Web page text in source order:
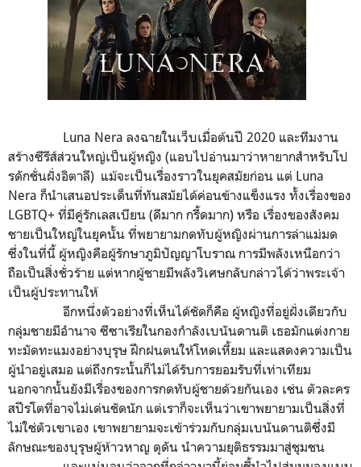
Luna Nera ลงฉายในเว็บเมื่อต้นปี 2020 และทีมงาน
สร้างซีรีส์ส่วนใหญ่เป็นผู้หญิง (แอบไปอ่านมาว่าหายากสำหรับโป
รดักชั่นฝั่งอิตาลี) แม้จะเป็นเรื่องราวในยุคสมัยก่อน แต่ Luna
Nera ก็นำเสนอประเด็นที่ทันสมัยได้ค่อนข้างแข็งแรง ทั้งเรื่องของ
LGBTQ+ ที่มีคู่รักเลสเบียน (ดีมาก กรี้ดมาก) หรือ เรื่องของสังคม
ชายเป็นใหญ่ในยุคนั้น ที่พยายามกดทับผู้หญิงผ่านการล่าแม่มด
ซึ่งในที่นี้ ผู้หญิงคือผู้รักษาภูมิปัญญาโบราณ การมีพลังเหนือกว่า
ถือเป็นสิ่งชั่วร้าย แต่หากผู้ชายมีพลังวิเศษกลับกล่าวได้ว่าพระเจ้า
เป็นผู้ประทานให้
อีกหนึ่งตัวอย่างที่เห็นได้ชัดก็คือ ผู้หญิงที่อยู่ฝั่งเดียวกับ
กลุ่มชายมีอำนาจ ซีซาเรียในกองกำลังเบนันดานติ เธอมักแต่งกาย
ทะมัดทะแมงอย่างบุรุษ ฝึกฝนตนให้โหดเหี้ยม และแสดงความเป็น
ผู้นำอยู่เสมอ แต่ถึงกระนั้นก็ไม่ได้รับการยอมรับที่เท่าเทียม
นอกจากนั้นยังมีเรื่องของการกดทับผู้ชายด้วยกันเอง เช่น ตัวละคร
สปีรโตที่อาจไม่เด่นชัดนัก แต่เราก็จะเห็นว่าเขาพยายามเป็นสิ่งที่
ไม่ใช่ตัวเขาเอง เขาพยายามจะเข้าร่วมกับกลุ่มเบนันดานติซึ่งมี
ลักษณะของบุรุษผู้ห้าวหาญ ดุดัน นำความยุติธรรมมาสู่ชุมชน